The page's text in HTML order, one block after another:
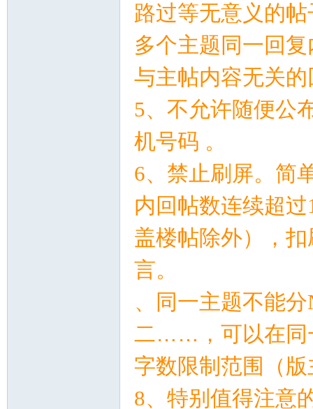
路过等无意义的帖
多个主题同一回
与主帖内容无关
5、不允许随便公
机号码 。
6、禁止刷屏。简
内回帖数连续超过
盖楼帖除外），
言。
、同一主题不能分
二……，可以在同
字数限制范围（
8、特别值得注意